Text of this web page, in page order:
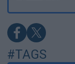
#TAGS